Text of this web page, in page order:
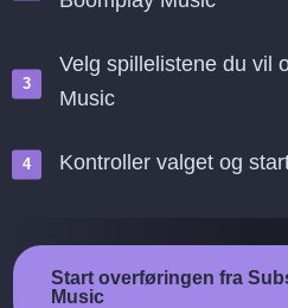
Velg spillelistene du vil
Music
Kontroller valget og
Start overføringen fra
Music